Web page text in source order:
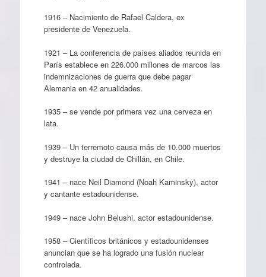
1916 – Nacimiento de Rafael Caldera, ex
presidente de Venezuela.
1921 – La conferencia de países aliados reunida en
París establece en 226.000 millones de marcos las
indemnizaciones de guerra que debe pagar
Alemania en 42 anualidades.
1935 – se vende por primera vez una cerveza en
lata.
1939 – Un terremoto causa más de 10.000 muertos
y destruye la ciudad de Chillán, en Chile.
1941 – nace Neil Diamond (Noah Kaminsky), actor
y cantante estadounidense.
1949 – nace John Belushi, actor estadounidense.
1958 – Científicos británicos y estadounidenses
anuncian que se ha logrado una fusión nuclear
controlada.